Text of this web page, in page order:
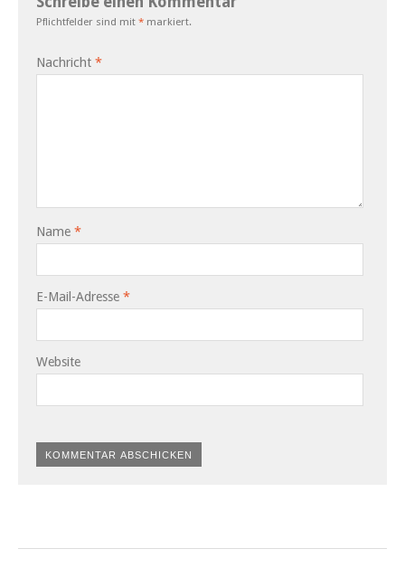
Pflichtfelder sind mit * markiert.
Nachricht *
Name *
E-Mail-Adresse *
Website